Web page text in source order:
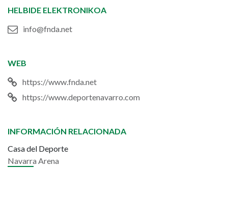
HELBIDE ELEKTRONIKOA
info@fnda.net
WEB
https://www.fnda.net
https://www.deportenavarro.com
INFORMACIÓN RELACIONADA
Casa del Deporte
Navarra Arena